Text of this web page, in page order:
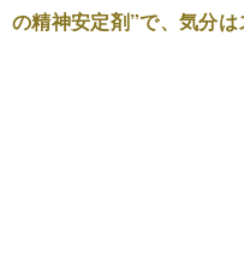
の精神安定剤”で、気分